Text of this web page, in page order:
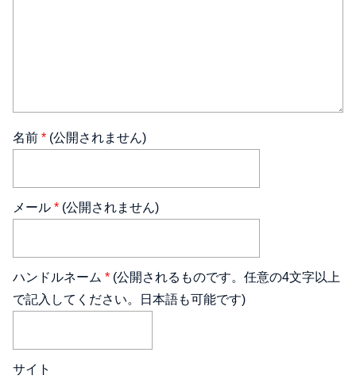
名前 * (公開されません)
メール * (公開されません)
ハンドルネーム * (公開されるものです。任意の4文字以上
で記入してください。日本語も可能です)
サイト